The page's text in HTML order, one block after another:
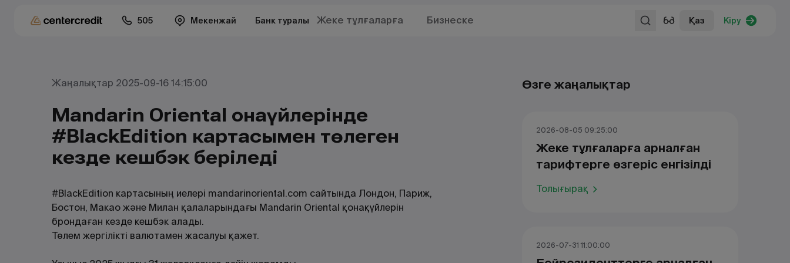
505 Мекенжай Банк туралы Жеке тұлғаларға Бизнеске Қаз Кіру
Жаңалықтар 2025-09-16 14:15:00
Mandarin Oriental қонақүйлерінде
#BlackEdition картасымен төлеген
кезде кешбэк беріледі
#BlackEdition картасының иелері mandarinoriental.com сайтында Лондон, Париж,
Бостон, Макао және Милан қалаларындағы Mandarin Oriental қонақүйлерін
брондаған кезде кешбэк алады.
Төлем жергілікті валютамен жасалуы қажет.
Өзге жаңалықтар
2026-08-05 09:25:00
Жеке тұлғаларға арналған
тарифтерге өзгеріс енгізілді
Толығырақ
2026-07-31 11:00:00